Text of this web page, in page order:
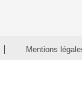
Mentions